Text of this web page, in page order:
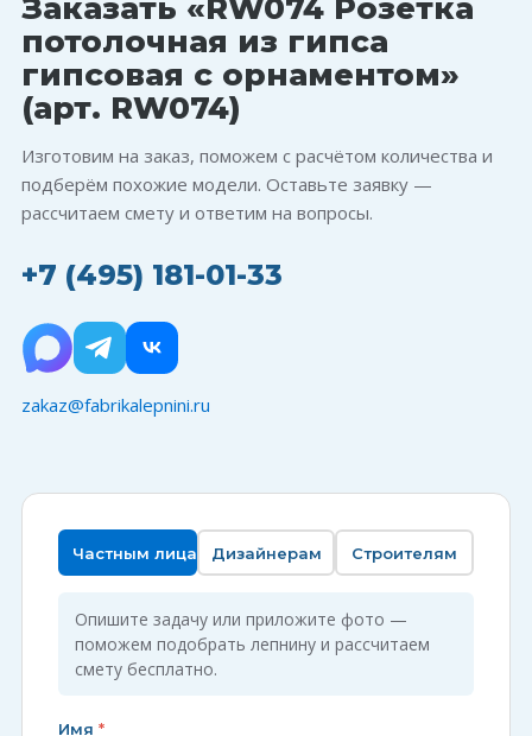
Заказать «RW074 Розетка
потолочная из гипса
гипсовая с орнаментом»
(арт. RW074)
Изготовим на заказ, поможем с расчётом количества и
подберём похожие модели. Оставьте заявку —
рассчитаем смету и ответим на вопросы.
+7 (495) 181-01-33
zakaz@fabrikalepnini.ru
Частным лицам Дизайнерам Строителям
Опишите задачу или приложите фото —
поможем подобрать лепнину и рассчитаем
смету бесплатно.
Имя *